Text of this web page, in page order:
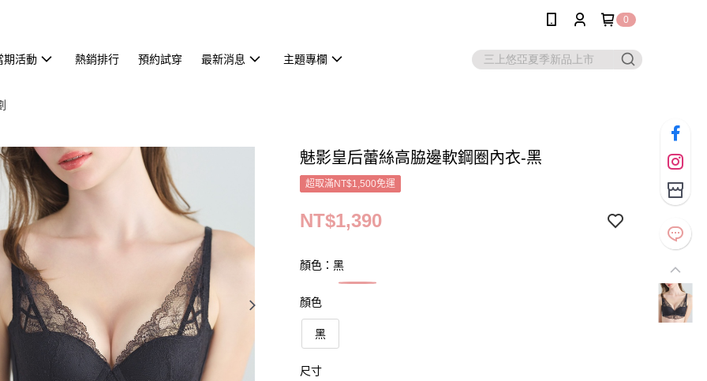
0
期活動 熱銷排行 預約試穿 最新消息 主題專欄
魅影皇后蕾絲高脇邊軟鋼圈內衣-黑
超取滿NT$1,500免運
NT$1,390
顏色：黑
顏色
黑
尺寸